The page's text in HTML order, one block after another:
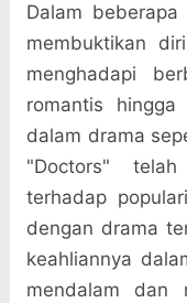
Dalam
membuktikan
menghadapi
romantis
dalam drama
"Doctors"
terhadap
dengan drama
keahliannya
mendalam dan